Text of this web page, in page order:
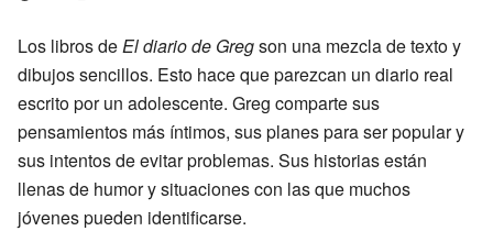
Los libros deEl diario de Gregson una mezcla de texto y
dibujos sencillos. Esto hace que parezcan un diario real
escrito por un adolescente. Greg comparte sus
pensamientos más íntimos, sus planes para ser popular y
sus intentos de evitar problemas. Sus historias están
llenas de humor y situaciones con las que muchos
jóvenes pueden identificarse.